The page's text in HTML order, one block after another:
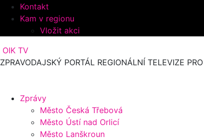
Kontakt
Kam v regionu
Vložit akci
OIK TV
ZPRAVODAJSKÝ PORTÁL REGIONÁLNÍ TELEVIZE
Zprávy
Město Česká Třebová
Město Ústí nad Orlicí
Město Lanškroun